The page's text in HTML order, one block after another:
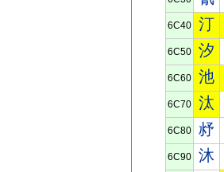
6C40 汀
6C50 汐
6C60 池
6C70 汰
6C80 沀
6C90 沐